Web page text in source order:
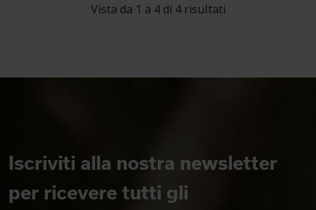
Vista da 1 a 4 di 4 risultati
Iscriviti alla nostra newsletter
per ricevere tutti gli